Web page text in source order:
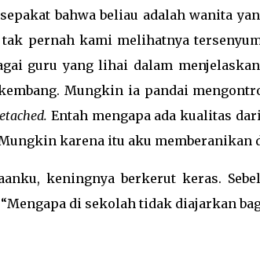
bahwa beliau adalah wanita
tak pernah kami melihatnya
guru yang lihai dalam
Mungkin ia pandai
Entah mengapa ada kualitas
karena itu aku memberanikan
keningnya berkerut keras.
di sekolah tidak diajarkan